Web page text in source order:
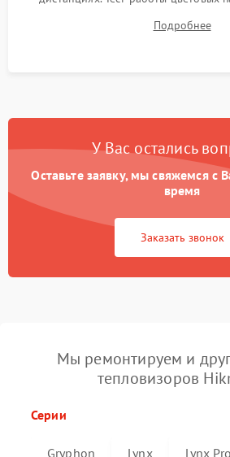
термограмм в память и передачи
автономности работы и итоговый
Подробнее
У Вас остались
Оставьте заявку, мы свяжемся с
время
Заказать звонок
Мы ремонтируем и
тепловизоров
Серии
Gryphon Lynx Lynx Pro